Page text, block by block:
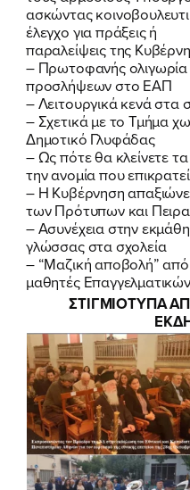
ασκώντας
έλεγχο για πράξεις ή
παραλείψεις της
– Πρωτοφανής ολιγωρία
προσλήψεων στο ΕΑΠ
–Λειτουργικά κενά στα
– Σχετικά με το Τμήμα
Δημοτικό Γλυφάδας
– Ως πότε θα κλείνετε
την ανομία που
– Η Κυβέρνηση
των Πρότυπων και
–Ασυνέχεια στην
γλώσσας στα σχολεία
– “Μαζική αποβολή”
μαθητές
ΣΤΙΓΜΙΟΤΥΠΑ